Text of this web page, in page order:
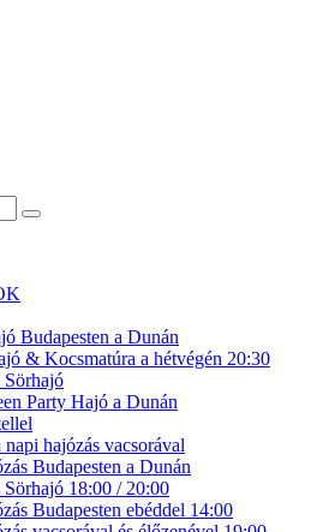
Budapesten a Dunán
& Kocsmatúra a hétvégén 20:30
Sörhajó
Party Hajó a Dunán
napi hajózás vacsorával
Budapesten a Dunán
Sörhajó 18:00 / 20:00
Budapesten ebéddel 14:00